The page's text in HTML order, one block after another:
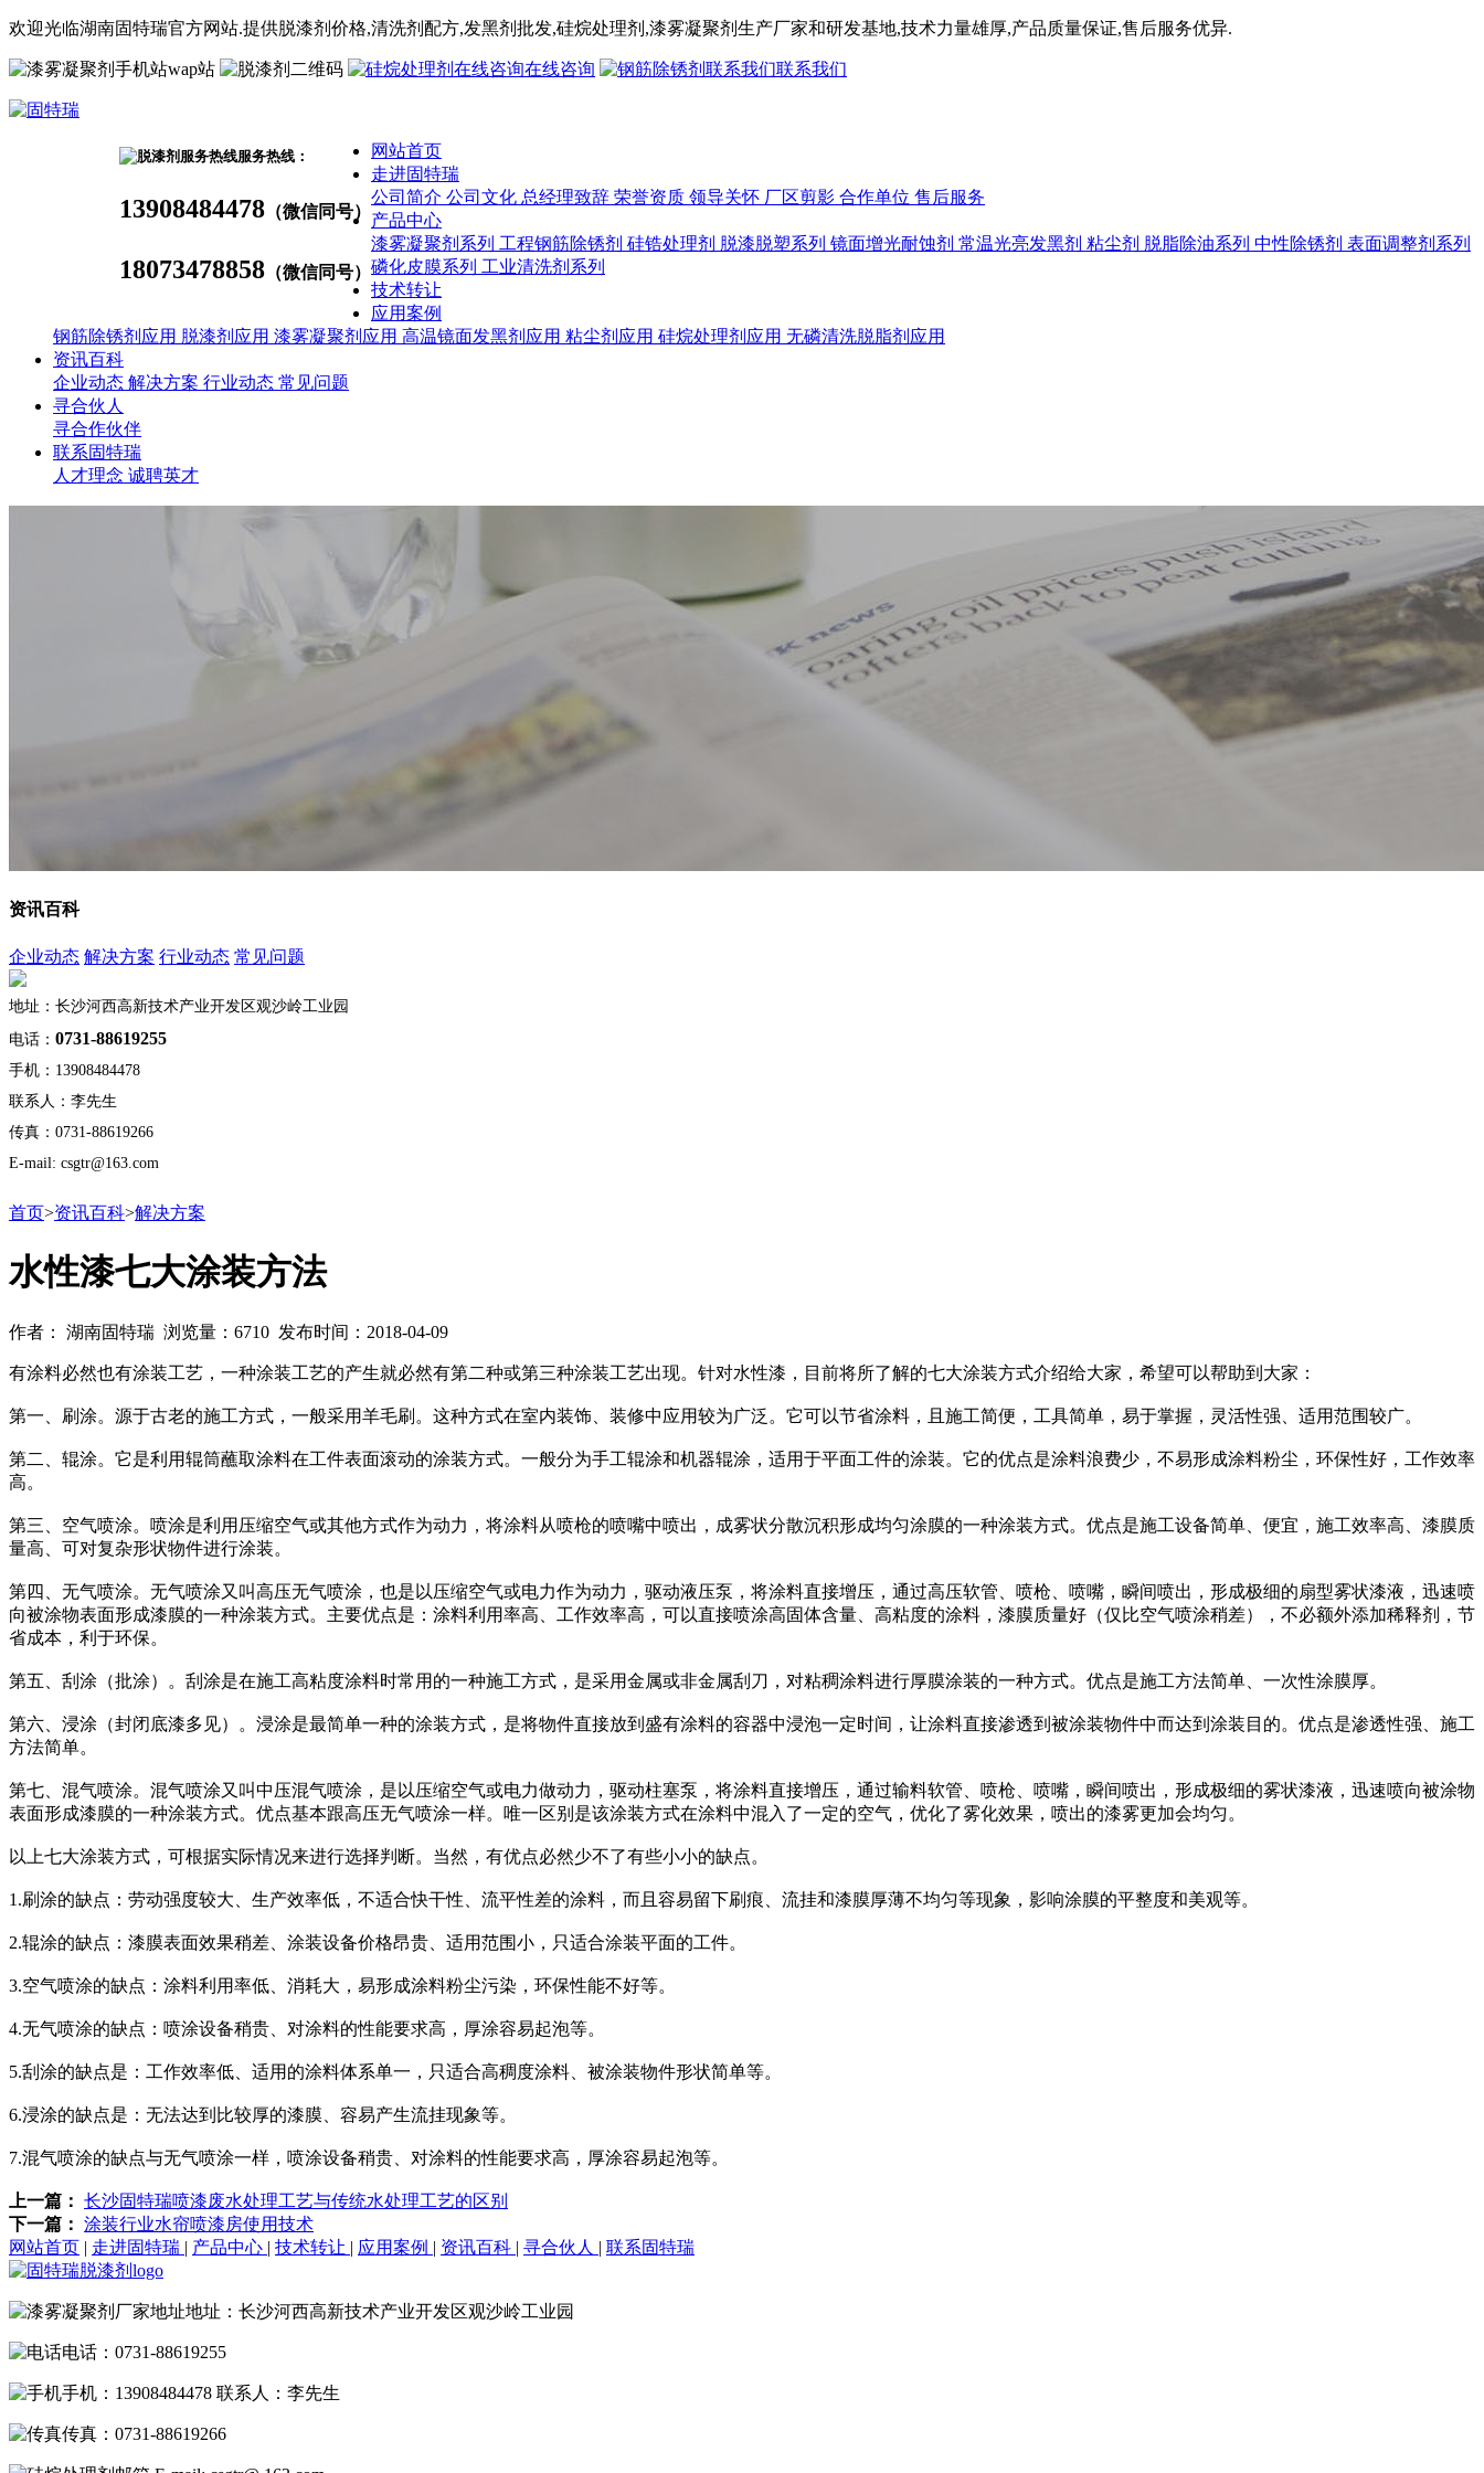
欢迎光临湖南固特瑞官方网站.提供脱漆剂价格,清洗剂 配方,发黑剂 批发,硅烷处理剂 ,漆雾凝聚剂 生产厂家和研发基地,技术力量雄厚,产品质量保证,售后服务优异.
wap站 在线咨询 联系我们
服务热线：
13908484478 （微信同号）
18073478858 （微信同号）
网站首页
走进固特瑞
公司简介 公司文化 总经理致辞 荣誉资质 领导关怀 厂区剪影 合作单位 售后服务
产品中心
漆雾凝聚剂系列 工程钢筋除锈剂 硅锆处理剂 脱漆脱塑系列 镜面增光耐蚀剂 常温光亮发黑剂 粘尘剂 脱脂除油系列 中性除锈剂 表面调整剂系列
磷化皮膜系列 工业清洗剂系列
技术转让
应用案例
钢筋除锈剂应用 脱漆剂应用 漆雾凝聚剂应用 高温镜面发黑剂应用 粘尘剂应用 硅烷处理剂应用 无磷清洗脱脂剂应用
资讯百科
企业动态 解决方案 行业动态 常见问题
寻合伙人
寻合作伙伴
联系固特瑞
人才理念 诚聘英才
资讯百科
企业动态 解决方案 行业动态 常见问题
地址：长沙河西高新技术产业开发区观沙岭工业园
电话： 0731-88619255
手机：13908484478
联系人：李先生
传真：0731-88619266
E-mail: csgtr@163.com
首页>资讯百科>解决方案
水性漆七大涂装方法
作者： 湖南固特瑞 浏览量：6710 发布时间：2018-04-09
有涂料必然也有涂装工艺，一种涂装工艺的产生就必然有第二种或第三种涂装工艺出现。针对水性漆，目前将所了解的七大涂装方式介绍给大家，希望可以帮助到大家：
第一、刷涂。源于古老的施工方式，一般采用羊毛刷。这种方式在室内装饰、装修中应用较为广泛。它可以节省涂料，且施工简便，工具简单，易于掌握，灵活性强、适用范围较广。
第二、辊涂。它是利用辊筒蘸取涂料在工件表面滚动的涂装方式。一般分为手工辊涂和机器辊涂，适用于平面工件的涂装。它的优点是涂料浪费少，不易形成涂料粉尘，环保性好，工作效率
高。
第三、空气喷涂。喷涂是利用压缩空气或其他方式作为动力，将涂料从喷枪的喷嘴中喷出，成雾状分散沉积形成均匀涂膜的一种涂装方式。优点是施工设备简单、便宜，施工效率高、漆膜质
量高、可对复杂形状物件进行涂装。
第四、无气喷涂。无气喷涂又叫高压无气喷涂，也是以压缩空气或电力作为动力，驱动液压泵，将涂料直接增压，通过高压软管、喷枪、喷嘴，瞬间喷出，形成极细的扇型雾状漆液，迅速喷
向被涂物表面形成漆膜的一种涂装方式。主要优点是：涂料利用率高、工作效率高，可以直接喷涂高固体含量、高粘度的涂料，漆膜质量好（仅比空气喷涂稍差），不必额外添加稀释剂，节
省成本，利于环保。
第五、刮涂（批涂）。刮涂是在施工高粘度涂料时常用的一种施工方式，是采用金属或非金属刮刀，对粘稠涂料进行厚膜涂装的一种方式。优点是施工方法简单、一次性涂膜厚。
第六、浸涂（封闭底漆多见）。浸涂是最简单一种的涂装方式，是将物件直接放到盛有涂料的容器中浸泡一定时间，让涂料直接渗透到被涂装物件中而达到涂装目的。优点是渗透性强、施工
方法简单。
第七、混气喷涂。混气喷涂又叫中压混气喷涂，是以压缩空气或电力做动力，驱动柱塞泵，将涂料直接增压，通过输料软管、喷枪、喷嘴，瞬间喷出，形成极细的雾状漆液，迅速喷向被涂物
表面形成漆膜的一种涂装方式。优点基本跟高压无气喷涂一样。唯一区别是该涂装方式在涂料中混入了一定的空气，优化了雾化效果，喷出的漆雾更加会均匀。
以上七大涂装方式，可根据实际情况来进行选择判断。当然，有优点必然少不了有些小小的缺点。
1.刷涂的缺点：劳动强度较大、生产效率低，不适合快干性、流平性差的涂料，而且容易留下刷痕、流挂和漆膜厚薄不均匀等现象，影响涂膜的平整度和美观等。
2.辊涂的缺点：漆膜表面效果稍差、涂装设备价格昂贵、适用范围小，只适合涂装平面的工件。
3.空气喷涂的缺点：涂料利用率低、消耗大，易形成涂料粉尘污染，环保性能不好等。
4.无气喷涂的缺点：喷涂设备稍贵、对涂料的性能要求高，厚涂容易起泡等。
5.刮涂的缺点是：工作效率低、适用的涂料体系单一，只适合高稠度涂料、被涂装物件形状简单等。
6.浸涂的缺点是：无法达到比较厚的漆膜、容易产生流挂现象等。
7.混气喷涂的缺点与无气喷涂一样，喷涂设备稍贵、对涂料的性能要求高，厚涂容易起泡等。
上一篇： 长沙固特瑞喷漆废水处理工艺与传统水处理工艺的区别
下一篇： 涂装行业水帘喷漆房使用技术
网站首页 | 走进固特瑞 | 产品中心 | 技术转让 | 应用案例 | 资讯百科 | 寻合伙人 | 联系固特瑞
地址：长沙河西高新技术产业开发区观沙岭工业园
电话：0731-88619255
手机：13908484478 联系人：李先生
传真：0731-88619266